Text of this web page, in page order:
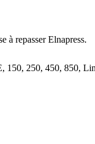
à repasser Elnapress.
150, 250, 450, 850,